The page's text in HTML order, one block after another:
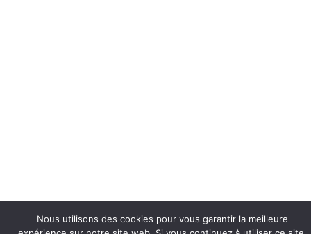
Nous utilisons des cookies pour vous garantir la meilleure